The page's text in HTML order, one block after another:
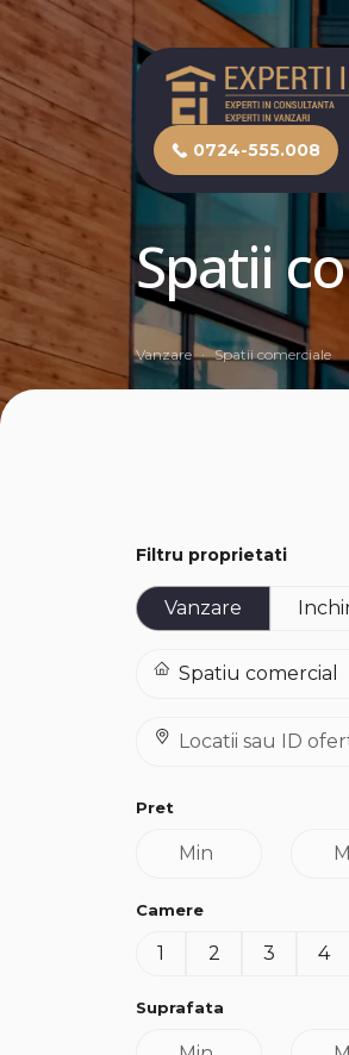
0724-555.008
Spatii
Vanzare Spatii comerciale
Filtru proprietati
Vanzare
Pret
Camere
1 2 3 4
Suprafata